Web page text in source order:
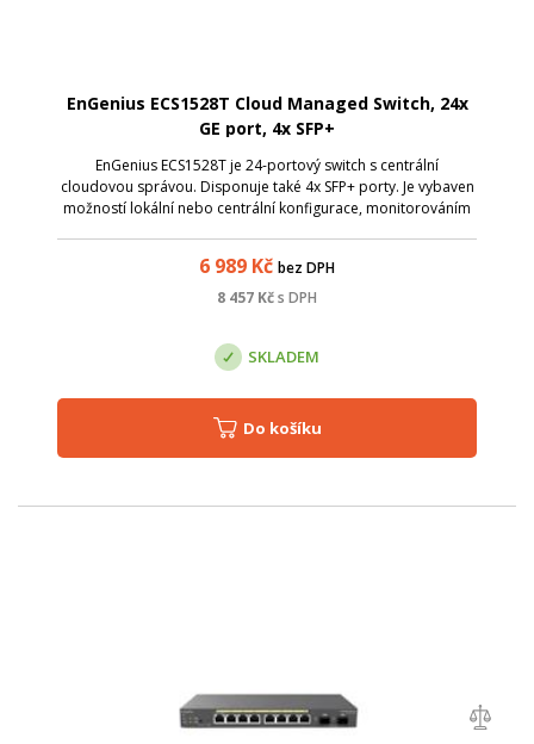
EnGenius ECS1528T Cloud Managed Switch, 24x
GE port, 4x SFP+
EnGenius ECS1528T je 24-portový switch s centrální
cloudovou správou. Disponuje také 4x SFP+ porty. Je vybaven
možností lokální nebo centrální konfigurace, monitorováním
6 989 Kč bez DPH
8 457 Kčs DPH
SKLADEM
Do košíku